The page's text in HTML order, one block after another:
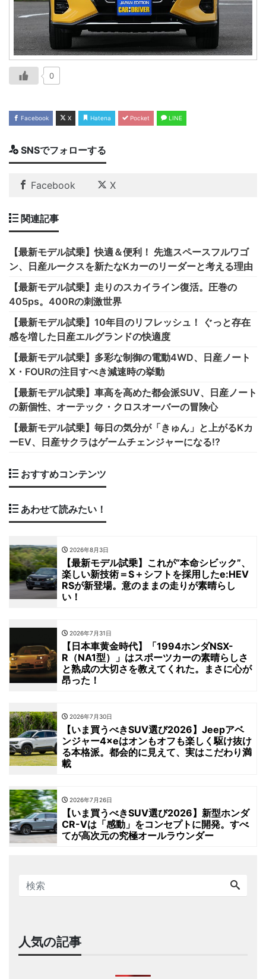
0
Facebook X Hatena Pocket LINE
SNSでフォローする
Facebook X
関連記事
【最新モデル試乗】快適＆便利！ 先進スペースフルワゴ
ン、日産ルークスを新たなKカーのリーダーと考える理由
【最新モデル試乗】走りのスカイライン復活。圧巻の
405ps。400Rの刺激世界
【最新モデル試乗】10年目のリフレッシュ！ ぐっと存在
感を増した日産エルグランドの快適度
【最新モデル試乗】多彩な制御の電動4WD、日産ノート
X・FOURの注目すべき減速時の挙動
【最新モデル試乗】車高を高めた都会派SUV、日産ノート
の新個性、オーテック・クロスオーバーの冒険心
【最新モデル試乗】毎日の気分が「きゅん」と上がるKカ
ーEV、日産サクラはゲームチェンジャーになる!?
おすすめコンテンツ
あわせて読みたい！
2026年8月3日
【最新モデル試乗】これが“本命シビック”、
楽しい新技術＝S＋シフトを採用したe:HEV
RSが新登場。意のままの走りが素晴らし
い！
2026年7月31日
【日本車黄金時代】「1994ホンダNSX-
R（NA1型）」はスポーツカーの素晴らしさ
と熟成の大切さを教えてくれた。まさに心が
昂った！
2026年7月30日
【いま買うべきSUV選び2026】Jeepアベ
ンジャー4×eはオンもオフも楽しく駆け抜け
る本格派。都会的に見えて、実はこだわり満
載
2026年7月26日
【いま買うべきSUV選び2026】新型ホンダ
CR-Vは「感動」をコンセプトに開発。すべ
てが高次元の究極オールラウンダー
人気の記事